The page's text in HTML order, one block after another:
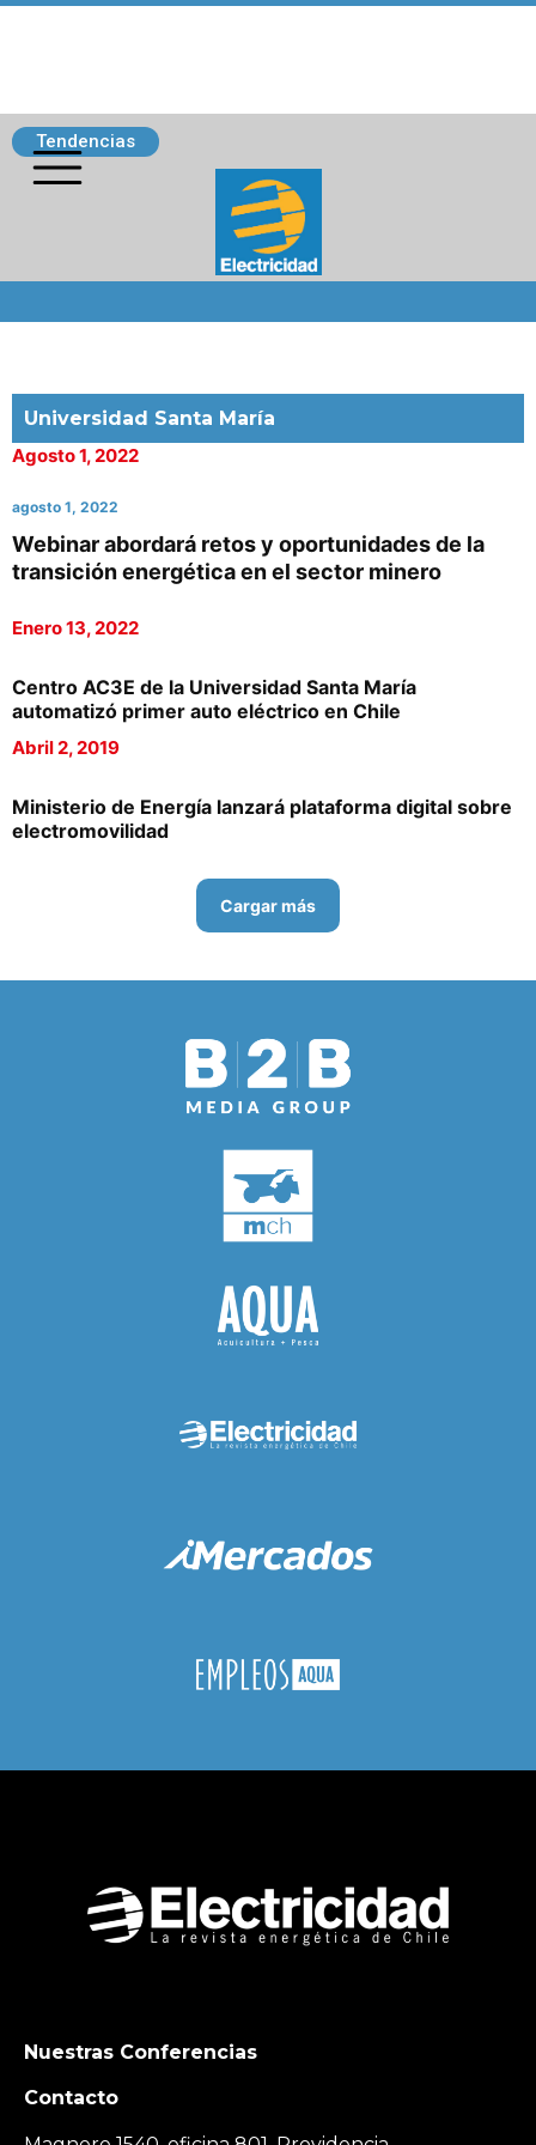
Tendencias
Universidad Santa María
Agosto 1, 2022
agosto 1, 2022
Webinar abordará retos y oportunidades de la
transición energética en el sector minero
Enero 13, 2022
Centro AC3E de la Universidad Santa María
automatizó primer auto eléctrico en Chile
Abril 2, 2019
Ministerio de Energía lanzará plataforma digital sobre
electromovilidad
Cargar más
Nuestras Conferencias
Contacto